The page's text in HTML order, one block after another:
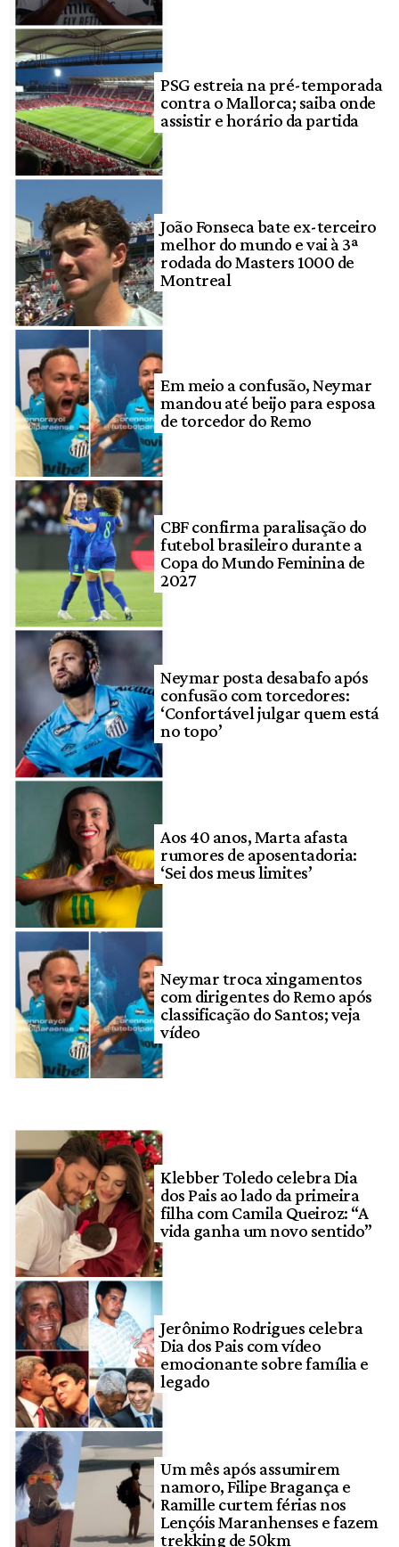
PSG estreia na pré-temporada
contra o Mallorca; saiba onde
assistir e horário da partida
João Fonseca bate ex-terceiro
melhor do mundo e vai à 3ª
rodada do Masters 1000 de
Montreal
Em meio a confusão, Neymar
mandou até beijo para esposa
de torcedor do Remo
CBF confirma paralisação do
futebol brasileiro durante a
Copa do Mundo Feminina de
2027
Neymar posta desabafo após
confusão com torcedores:
‘Confortável julgar quem está
no topo’
Aos 40 anos, Marta afasta
rumores de aposentadoria:
‘Sei dos meus limites’
Neymar troca xingamentos
com dirigentes do Remo após
classificação do Santos; veja
vídeo
Klebber Toledo celebra Dia
dos Pais ao lado da primeira
filha com Camila Queiroz: “A
vida ganha um novo sentido”
Jerônimo Rodrigues celebra
Dia dos Pais com vídeo
emocionante sobre família e
legado
Um mês após assumirem
namoro, Filipe Bragança e
Ramille curtem férias nos
Lençóis Maranhenses e fazem
trekking de 50km